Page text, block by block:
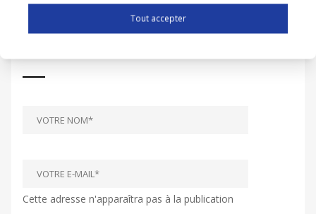
Cette adresse n'apparaîtra pas à la publication
Tout accepter